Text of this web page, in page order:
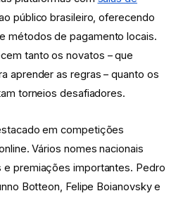
público brasileiro, oferecendo
métodos de pagamento locais.
tanto os novatos – que
aprender as regras – quanto os
torneios desafiadores.
em competições
Vários nomes nacionais
e premiações importantes. Pedro
Botteon, Felipe Boianovsky e